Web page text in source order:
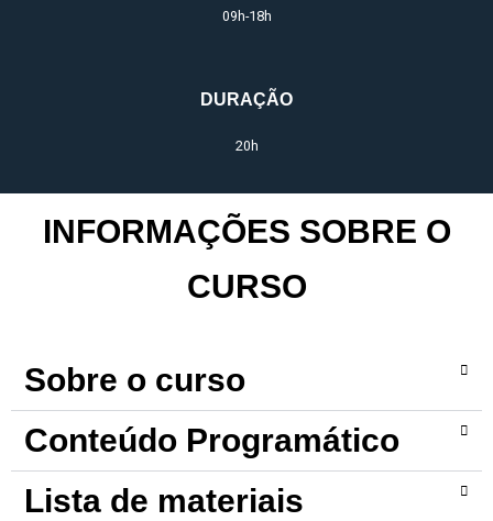
09h-18h
DURAÇÃO
20h
INFORMAÇÕES SOBRE O
CURSO
Sobre o curso
Conteúdo Programático
Lista de materiais